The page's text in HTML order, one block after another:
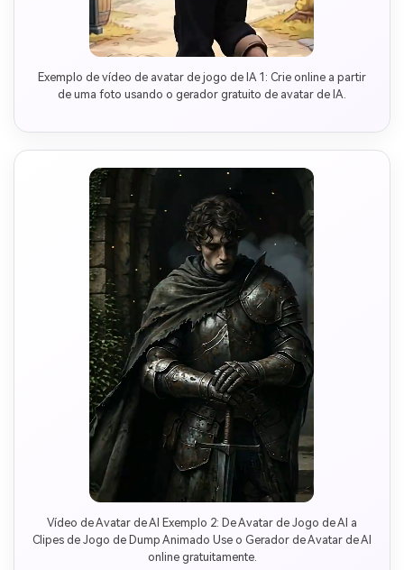
Exemplo de vídeo de avatar de jogo de IA 1: Crie online a partir
de uma foto usando o gerador gratuito de avatar de IA.
Vídeo de Avatar de AI Exemplo 2: De Avatar de Jogo de AI a
Clipes de Jogo de Dump Animado Use o Gerador de Avatar de AI
online gratuitamente.